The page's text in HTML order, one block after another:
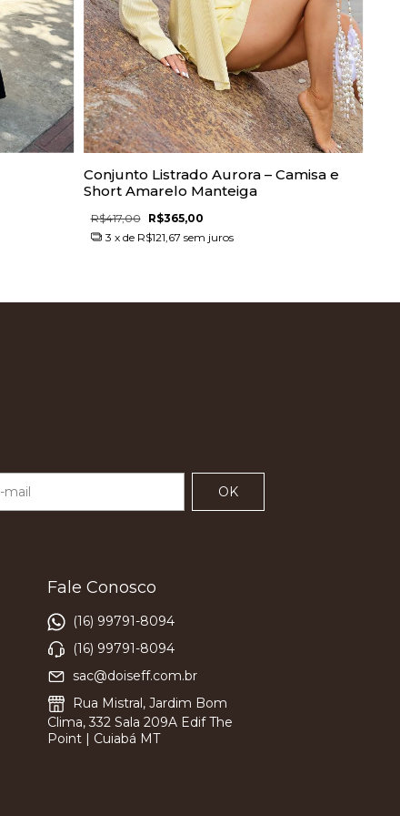
Conjunto Listrado Aurora – Camisa e
Short Amarelo Manteiga
R$417,00
R$365,00
3 x de R$121,67 sem juros
Fale Conosco
(16) 99791-8094
(16) 99791-8094
sac@doiseff.com.br
Rua Mistral, Jardim Bom
Clima, 332 Sala 209A Edif The
Point | Cuiabá MT